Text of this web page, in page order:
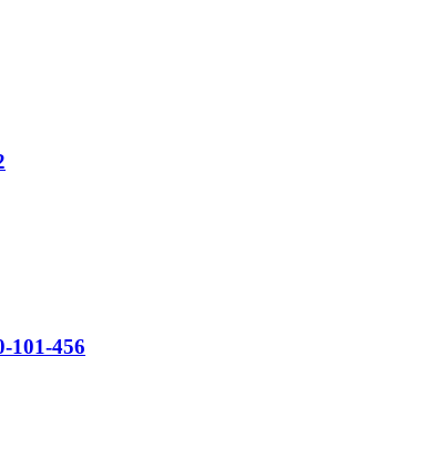
101-456